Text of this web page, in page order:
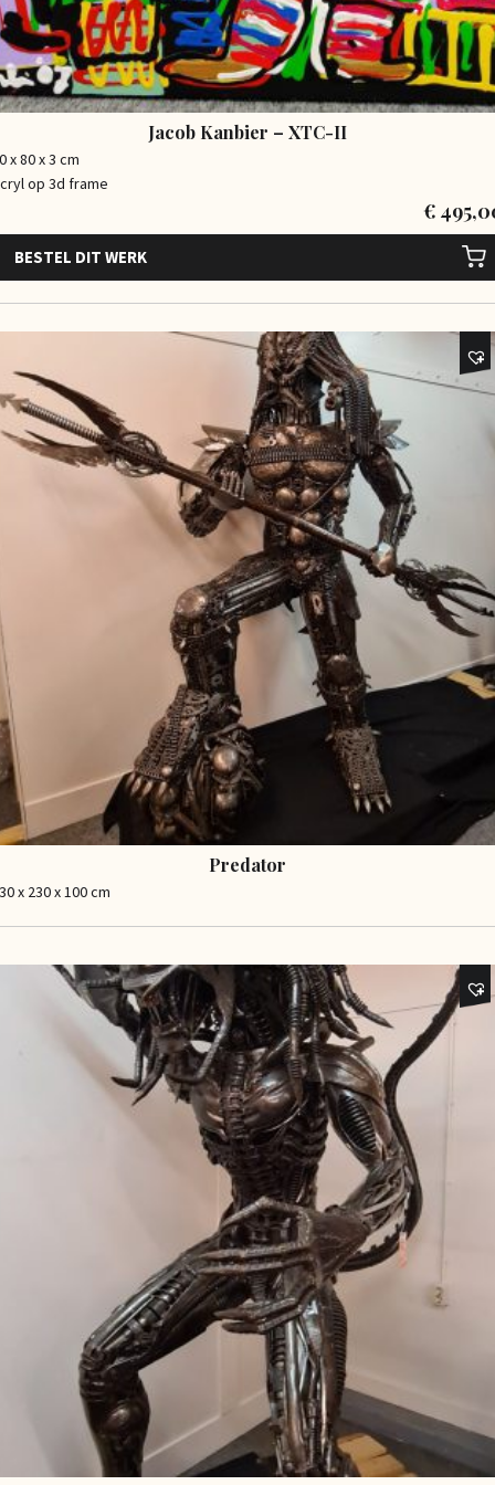
Jacob Kanbier – XTC-II
x 80 x 3 cm
op 3d frame
€
BESTEL DIT WERK
Predator
x 230 x 100 cm